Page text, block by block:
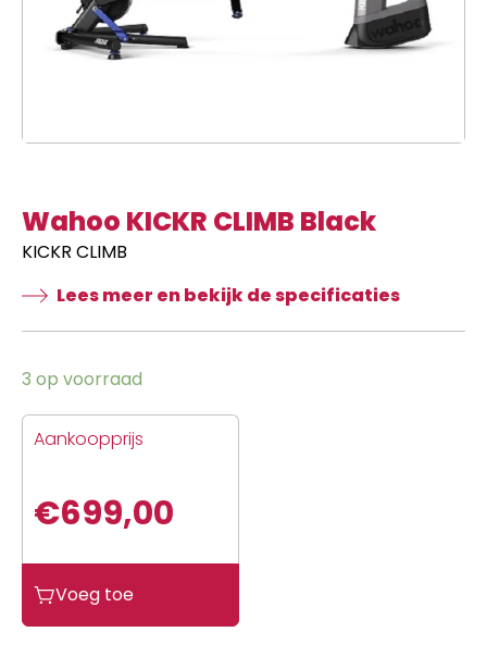
Wahoo KICKR CLIMB Black
KICKR CLIMB
Lees meer en bekijk de specificaties
3 op voorraad
Aankoopprijs
€699,00
KICKR
CLIMB
Voeg toe